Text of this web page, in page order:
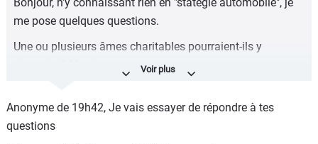
beaucoup de choses
me pose quelques questions.
Une ou plusieurs âmes charitables pourraient-ils y
indépendance ?
Si oui, peut-il le faire à tout moment ?
Anonyme de 19h42, Je vais essayer de répondre à tes
questions